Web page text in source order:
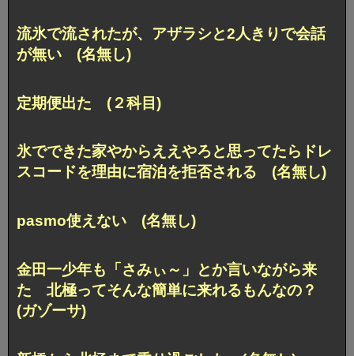
流氷で流されたが、アザラシと2人きりで会話
が無い (名無し)
定期便出た (２科目)
氷でできた家やからええやろと思ってたらドレ
スコードを理由に宿泊を拒否される (名無し)
pasmo使えない (名無し)
金田一少年も「さみぃ～」とか言いながら来
た 北極ってそんな簡単に来れるもんなの？
(ガゾーサ)